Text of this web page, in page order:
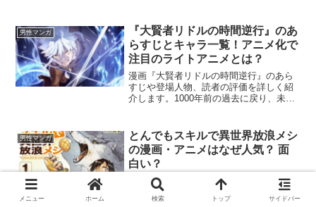
をより深く楽しむための情報を紹介して
います。
男性マンガ
『大賢者リドルの時間逆行』のあ
らすじとキャラ一覧！アニメ化で
注目のライトアニメとは？
漫画『大賢者リドルの時間逆行』のあら
すじや登場人物、読者の評価を詳しく紹
介します。1000年前の過去に戻り、未来
開始のアニメ情報、無料で立ち読みでき
るお得なサイトもまとめて解説します。
男性マンガ
とんでもスキルで異世界放浪メシ
の漫画・アニメはなぜ人気？ 面
白い？
『とんでもスキルで異世界放浪メシ』
は、主人公であるムコーダが、従魔とと
もに異世界でさまざまな食材を求めて旅
メニュー ホーム 検索 トップ サイドバー